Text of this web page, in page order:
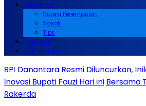
Inspirasi
Suara Perempuan
Sosok
Tips
Mimbar
Kirim Tulisan
BPI Danantara Resmi Diluncurkan,
Inovasi Bupati Fauzi Hari ini Bersama
Rakerda